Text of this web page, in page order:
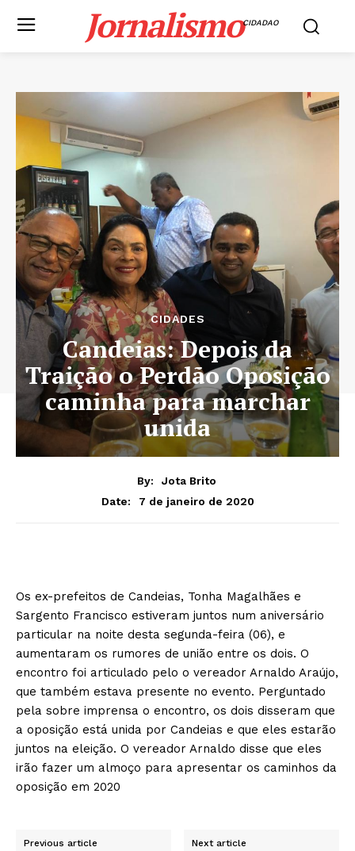
JornalismoCIDADAO
CIDADES
Candeias: Depois da
Traição o Perdão Oposição
caminha para marchar
unida
By:
Jota Brito
Date:
7 de janeiro de 2020
Os ex-prefeitos de Candeias, Tonha Magalhães e
Sargento Francisco estiveram juntos num aniversário
particular na noite desta segunda-feira (06), e
aumentaram os rumores de união entre os dois. O
encontro foi articulado pelo o vereador Arnaldo Araújo,
que também estava presente no evento. Perguntado
pela sobre imprensa o encontro, os dois disseram que
a oposição está unida por Candeias e que eles estarão
juntos na eleição. O vereador Arnaldo disse que eles
irão fazer um almoço para apresentar os caminhos da
oposição em 2020
Previous article Next article